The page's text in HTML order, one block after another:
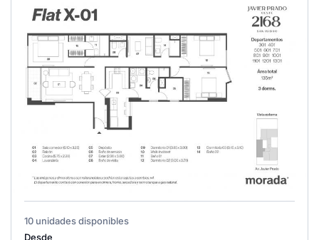
10 unidades disponibles
Desde